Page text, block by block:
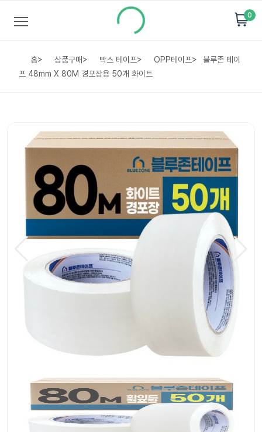
0
홈> 상품구매> 박스 테이프> OPP테이프>
블루존 테이
프 48mm X 80M 경포장용 50개 화이트